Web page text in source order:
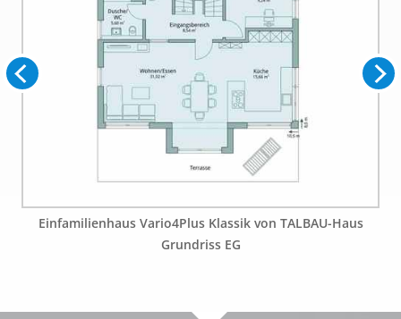
Einfamilienhaus Vario4Plus Klassik von TALBAU-Haus
Grundriss EG